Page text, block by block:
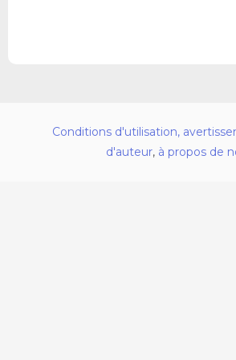
Conditions d'utilisation,
d'auteur, à propos de